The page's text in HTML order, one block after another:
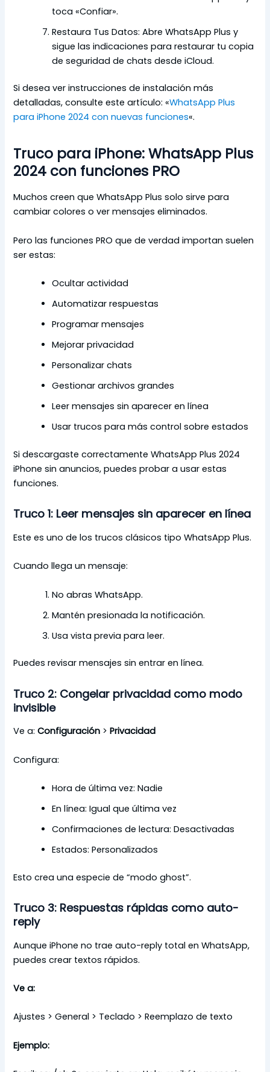
toca «Confiar».
Restaura Tus Datos: Abre WhatsApp Plus y
sigue las indicaciones para restaurar tu copia
de seguridad de chats desde iCloud.
Si desea ver instrucciones de instalación más
detalladas, consulte este artículo: «WhatsApp Plus
para iPhone 2024 con nuevas funciones«.
Truco para iPhone: WhatsApp Plus
2024 con funciones PRO
Muchos creen que WhatsApp Plus solo sirve para
cambiar colores o ver mensajes eliminados.
Pero las funciones PRO que de verdad importan suelen
ser estas:
Ocultar actividad
Automatizar respuestas
Programar mensajes
Mejorar privacidad
Personalizar chats
Gestionar archivos grandes
Leer mensajes sin aparecer en línea
Usar trucos para más control sobre estados
Si descargaste correctamente WhatsApp Plus 2024
iPhone sin anuncios, puedes probar a usar estas
funciones.
Truco 1: Leer mensajes sin aparecer en línea
Este es uno de los trucos clásicos tipo WhatsApp Plus.
Cuando llega un mensaje:
No abras WhatsApp.
Mantén presionada la notificación.
Usa vista previa para leer.
Puedes revisar mensajes sin entrar en línea.
Truco 2: Congelar privacidad como modo
invisible
Ve a:Configuración >Privacidad
Configura:
Hora de última vez: Nadie
En línea: Igual que última vez
Confirmaciones de lectura: Desactivadas
Estados: Personalizados
Esto crea una especie de “modo ghost”.
Truco 3: Respuestas rápidas como auto-
reply
Aunque iPhone no trae auto-reply total en WhatsApp,
puedes crear textos rápidos.
Ve a:
Ajustes > General > Teclado > Reemplazo de texto
Ejemplo: